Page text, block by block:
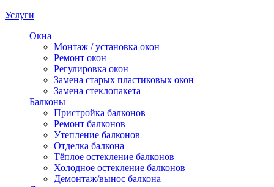
Услуги
Окна
Монтаж / установка окон
Ремонт окон
Регулировка окон
Замена старых пластиковых окон
Замена стеклопакета
Балконы
Пристройка балконов
Ремонт балконов
Утепление балконов
Отделка балкона
Тёплое остекление балконов
Холодное остекление балконов
Демонтаж/вынос балкона